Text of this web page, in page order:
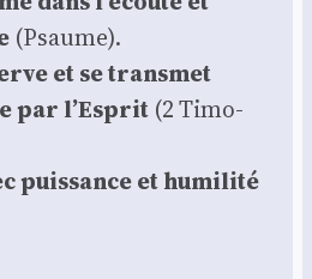
(Psaume).
et se trans­met
par l’Esprit (2 Timo­
puis­sance et humi­li­té